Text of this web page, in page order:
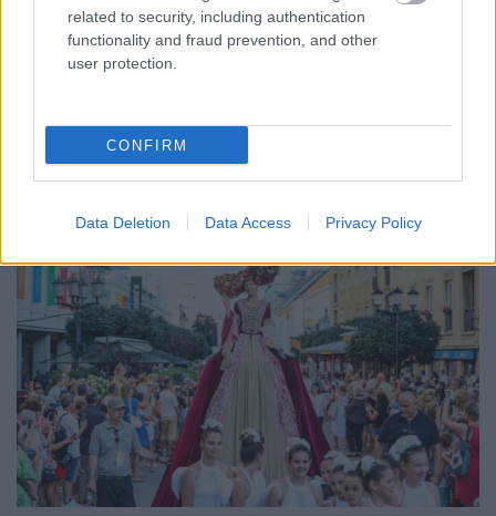
related to security, including authentication
functionality and fraud prevention, and other
user protection.
CONFIRM
Data Deletion Data Access Privacy Policy
Az energiaellátás tehermentesítése érdekében másfél órával
előrébb hozták a Brest Bretagne Handball elleni találkozó
1 hozzászólás